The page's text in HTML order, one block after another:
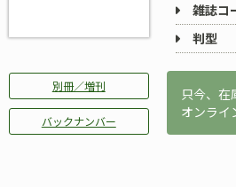
別冊／増刊
バックナンバー
雑誌コ
判型
只今、在
オンライ